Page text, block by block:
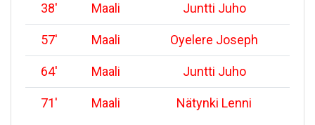
38' Maali Juntti Juho
57' Maali Oyelere Joseph
64' Maali Juntti Juho
71' Maali Nätynki Lenni